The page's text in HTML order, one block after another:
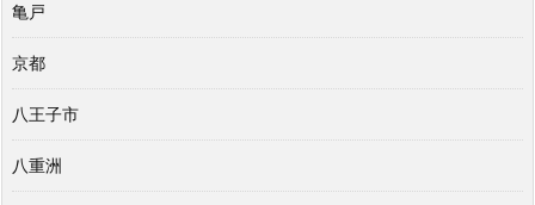
亀戸
京都
八王子市
八重洲